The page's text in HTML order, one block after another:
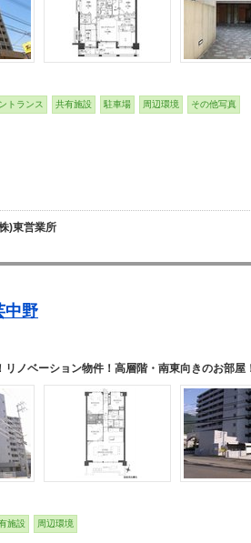
トランス 共有施設 駐車場 周辺環境 その他写真
)東営業所
中野
リノベーション物件！高層階・南東向きのお部屋
施設 周辺環境